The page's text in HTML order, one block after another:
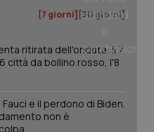
[7 giorni] [30 giorni]
ritirata dell'ondata: il 7
città da bollino rosso, l'8
e il perdono di Biden.
non è
www.quotidianosanita.it